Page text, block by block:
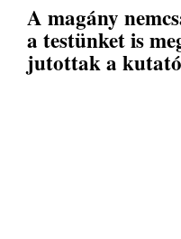
A magány
a testünket is
jutottak a